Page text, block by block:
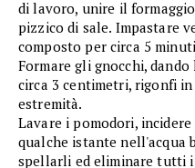
di lavoro, unire il
pizzico di sale. Impastare
composto per circa 5
Formare gli gnocchi,
circa 3 centimetri, rigonfi
estremità.
Lavare i pomodori,
qualche istante nell'acqua
spellarli ed eliminare tutti i